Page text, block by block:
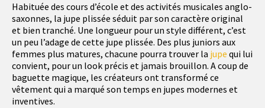
Habituée des cours d’école et des activités musicales anglo-
saxonnes, la jupe plissée séduit par son caractère original
et bien tranché. Une longueur pour un style différent, c’est
un peu l’adage de cette jupe plissée. Des plus juniors aux
femmes plus matures, chacune pourra trouver la jupe qui lui
convient, pour un look précis et jamais brouillon. A coup de
baguette magique, les créateurs ont transformé ce
vêtement qui a marqué son temps en jupes modernes et
inventives.